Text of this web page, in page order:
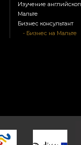
Изучение
Мальте
Бизнес консультант
- Бизнес на Мальте